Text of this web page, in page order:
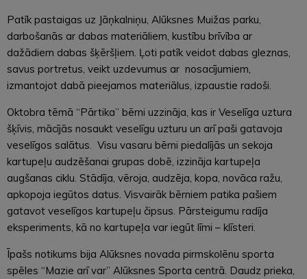
Patīk pastaigas uz Jāņkalniņu, Alūksnes Muižas parku,
darbošanās ar dabas materiāliem, kustību brīvība ar
dažādiem dabas šķēršļiem. Ļoti patīk veidot dabas gleznas,
savus portretus, veikt uzdevumus ar nosacījumiem,
izmantojot dabā pieejamos materiālus, izpaustie radoši.
Oktobra tēmā “Pārtika” bērni uzzināja, kas ir Veselīga uztura
šķīvis, mācījās nosaukt veselīgu uzturu un arī paši gatavoja
veselīgos salātus. Visu vasaru bērni piedalījās un sekoja
kartupeļu audzēšanai grupas dobē, izzināja kartupeļa
augšanas ciklu. Stādīja, vēroja, audzēja, kopa, novāca ražu,
apkopoja iegūtos datus. Visvairāk bērniem patika pašiem
gatavot veselīgos kartupeļu čipsus. Pārsteigumu radīja
eksperiments, kā no kartupeļa var iegūt līmi – klīsteri.
Īpašs notikums bija Alūksnes novada pirmskolēnu sporta
spēles “Mazie arī var” Alūksnes Sporta centrā. Daudz prieka,